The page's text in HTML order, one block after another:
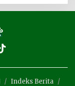
Indeks Berita